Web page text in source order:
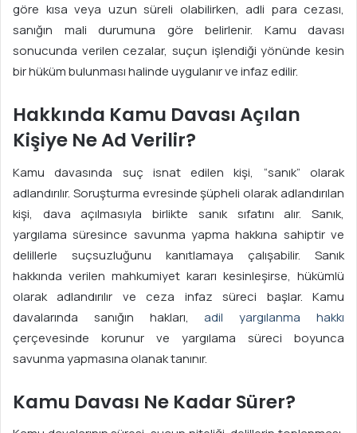
göre kısa veya uzun süreli olabilirken, adli para cezası,
sanığın mali durumuna göre belirlenir. Kamu davası
sonucunda verilen cezalar, suçun işlendiği yönünde kesin
bir hüküm bulunması halinde uygulanır ve infaz edilir.
Hakkında Kamu Davası Açılan
Kişiye Ne Ad Verilir?
Kamu davasında suç isnat edilen kişi, “sanık” olarak
adlandırılır. Soruşturma evresinde şüpheli olarak adlandırılan
kişi, dava açılmasıyla birlikte sanık sıfatını alır. Sanık,
yargılama süresince savunma yapma hakkına sahiptir ve
delillerle suçsuzluğunu kanıtlamaya çalışabilir. Sanık
hakkında verilen mahkumiyet kararı kesinleşirse, hükümlü
olarak adlandırılır ve ceza infaz süreci başlar. Kamu
davalarında sanığın hakları,adil yargılanma hakkı
çerçevesinde korunur ve yargılama süreci boyunca
savunma yapmasına olanak tanınır.
Kamu Davası Ne Kadar Sürer?